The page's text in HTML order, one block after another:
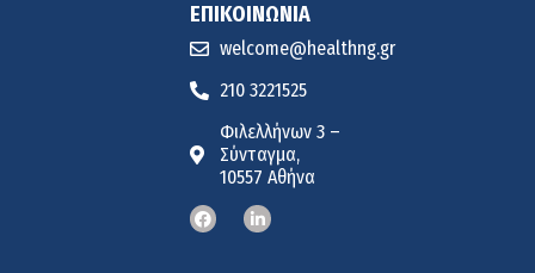
ΕΠΙΚΟΙΝΩΝΙΑ
welcome@healthng.gr
210 3221525
Φιλελλήνων 3 –
Σύνταγμα,
10557 Αθήνα